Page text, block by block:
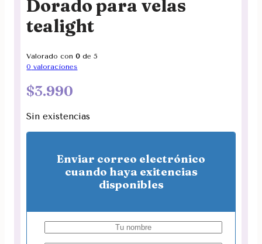
Dorado para velas
tealight
Valorado con0 de 5
0 valoraciones
$3.990
Sin existencias
Enviar correo electrónico
cuando haya exitencias
disponibles